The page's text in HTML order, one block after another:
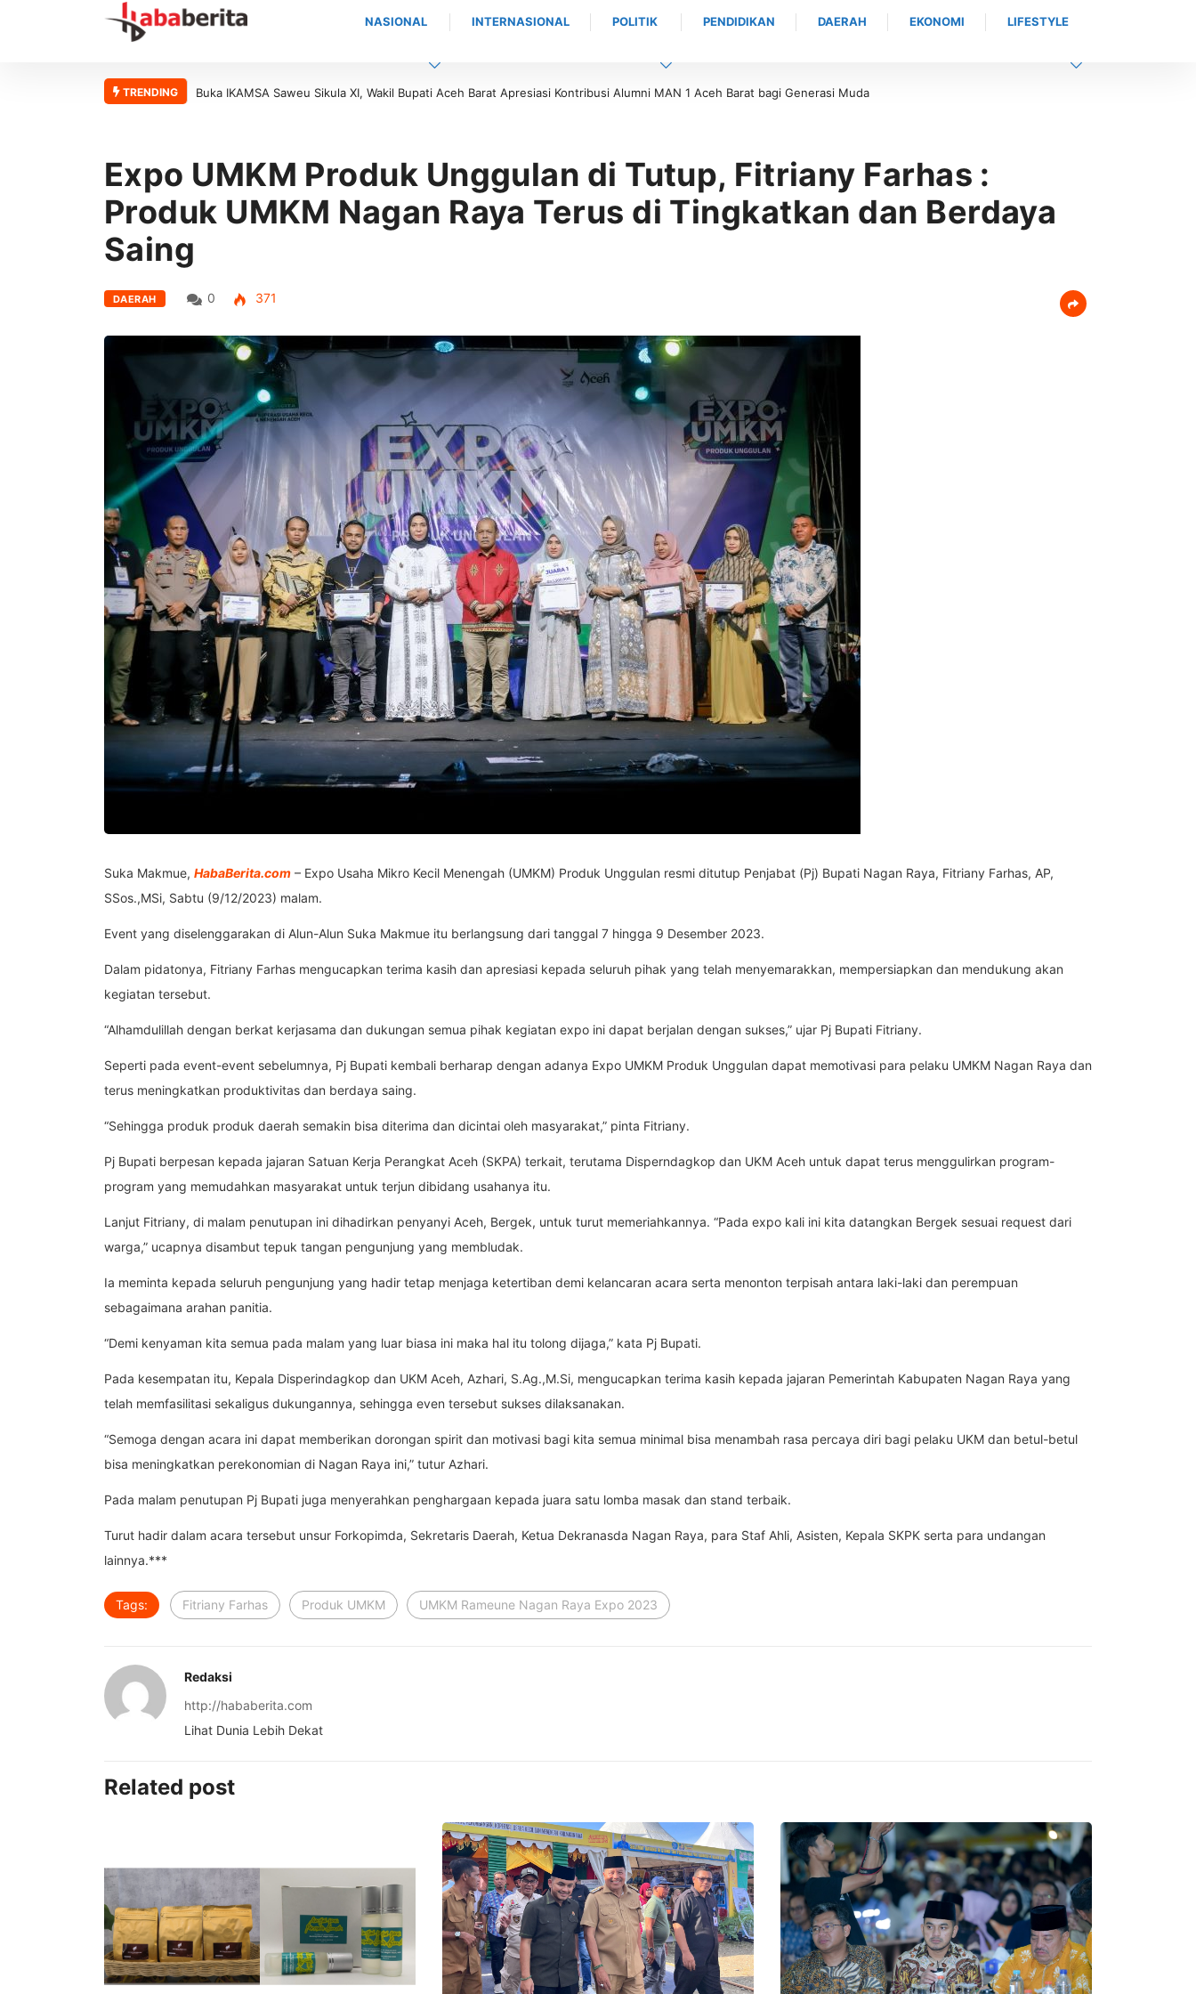
NASIONAL INTERNASIONAL POLITIK PENDIDIKAN DAERAH EKONOMI LIFESTYLE
TRENDING
Buka IKAMSA Saweu Sikula XI, Wakil Bupati Aceh Barat Apresiasi Kontribusi Alumni MAN 1 Aceh Barat bagi Generasi MudaBukan Sekedar Menutup Bimtek, BDK Provinsi Aceh Perkuat Fondasi Pelatihan Berkualitas
Expo UMKM Produk Unggulan di Tutup, Fitriany Farhas :
Produk UMKM Nagan Raya Terus di Tingkatkan dan Berdaya
Saing
DAERAH 0 371
Suka Makmue, HabaBerita.com – Expo Usaha Mikro Kecil Menengah (UMKM) Produk Unggulan resmi ditutup Penjabat (Pj) Bupati Nagan Raya, Fitriany Farhas, AP,
SSos.,MSi, Sabtu (9/12/2023) malam.
Event yang diselenggarakan di Alun-Alun Suka Makmue itu berlangsung dari tanggal 7 hingga 9 Desember 2023.
Dalam pidatonya, Fitriany Farhas mengucapkan terima kasih dan apresiasi kepada seluruh pihak yang telah menyemarakkan, mempersiapkan dan mendukung akan
kegiatan tersebut.
“Alhamdulillah dengan berkat kerjasama dan dukungan semua pihak kegiatan expo ini dapat berjalan dengan sukses,” ujar Pj Bupati Fitriany.
Seperti pada event-event sebelumnya, Pj Bupati kembali berharap dengan adanya Expo UMKM Produk Unggulan dapat memotivasi para pelaku UMKM Nagan Raya dan
terus meningkatkan produktivitas dan berdaya saing.
“Sehingga produk produk daerah semakin bisa diterima dan dicintai oleh masyarakat,” pinta Fitriany.
Pj Bupati berpesan kepada jajaran Satuan Kerja Perangkat Aceh (SKPA) terkait, terutama Disperndagkop dan UKM Aceh untuk dapat terus menggulirkan program-
program yang memudahkan masyarakat untuk terjun dibidang usahanya itu.
Lanjut Fitriany, di malam penutupan ini dihadirkan penyanyi Aceh, Bergek, untuk turut memeriahkannya. “Pada expo kali ini kita datangkan Bergek sesuai request dari
warga,” ucapnya disambut tepuk tangan pengunjung yang membludak.
Ia meminta kepada seluruh pengunjung yang hadir tetap menjaga ketertiban demi kelancaran acara serta menonton terpisah antara laki-laki dan perempuan
sebagaimana arahan panitia.
“Demi kenyaman kita semua pada malam yang luar biasa ini maka hal itu tolong dijaga,” kata Pj Bupati.
Pada kesempatan itu, Kepala Disperindagkop dan UKM Aceh, Azhari, S.Ag.,M.Si, mengucapkan terima kasih kepada jajaran Pemerintah Kabupaten Nagan Raya yang
telah memfasilitasi sekaligus dukungannya, sehingga even tersebut sukses dilaksanakan.
“Semoga dengan acara ini dapat memberikan dorongan spirit dan motivasi bagi kita semua minimal bisa menambah rasa percaya diri bagi pelaku UKM dan betul-betul
bisa meningkatkan perekonomian di Nagan Raya ini,” tutur Azhari.
Pada malam penutupan Pj Bupati juga menyerahkan penghargaan kepada juara satu lomba masak dan stand terbaik.
Turut hadir dalam acara tersebut unsur Forkopimda, Sekretaris Daerah, Ketua Dekranasda Nagan Raya, para Staf Ahli, Asisten, Kepala SKPK serta para undangan
lainnya.***
Tags: Fitriany Farhas Produk UMKM UMKM Rameune Nagan Raya Expo 2023
Redaksi
http://hababerita.com
Lihat Dunia Lebih Dekat
Related post